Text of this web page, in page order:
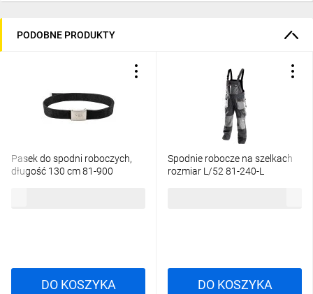
PODOBNE PRODUKTY
Pasek do spodni roboczych,
długość 130 cm 81-900
DO KOSZYKA
Spodnie robocze na szelkach
rozmiar L/52 81-240-L
DO KOSZYKA